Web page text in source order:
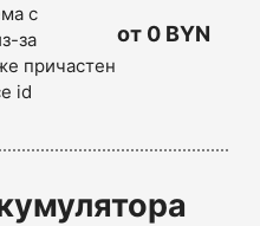
с
за
причастен
id
от 0 BYN